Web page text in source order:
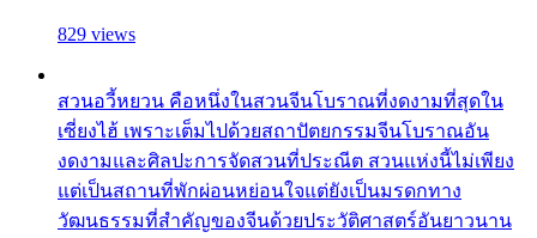
829 views
สวนอวี้หยวน คือหนึ่งในสวนจีนโบราณที่งดงามที่สุดใน
เซี่ยงไฮ้ เพราะเต็มไปด้วยสถาปัตยกรรมจีนโบราณอัน
งดงามและศิลปะการจัดสวนที่ประณีต สวนแห่งนี้ไม่เพียง
แต่เป็นสถานที่พักผ่อนหย่อนใจแต่ยังเป็นมรดกทาง
วัฒนธรรมที่สำคัญของจีนด้วยประวัติศาสตร์อันยาวนาน